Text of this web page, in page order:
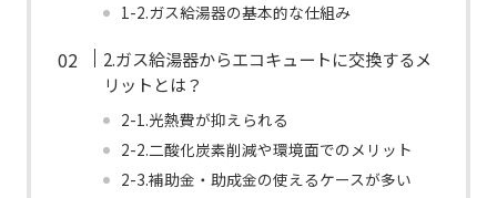
1-2.ガス給湯器の基本的な仕組み
2.ガス給湯器からエコキュートに交換するメ
リットとは？
2-1.光熱費が抑えられる
2-2.二酸化炭素削減や環境面でのメリット
2-3.補助金・助成金の使えるケースが多い